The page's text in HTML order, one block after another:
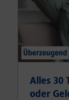
Alles 30
oder